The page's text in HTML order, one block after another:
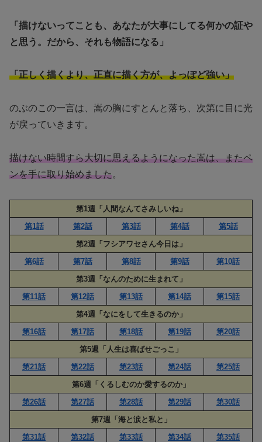
「描けないってことも、あなたが大事にしてる何かの証や
と思う。だから、それも物語になる」
「正しく描くより、正直に描く方が、よっぽど強い」
のぶのこの一言は、嵩の胸にすとんと落ち、次第に目に光
が戻っていきます。
描けない時間すら大切に思えるようになった嵩は、またペ
ンを手に取り始めました。
第1週「人間なんてさみしいね」
第1話
第2話 第3話 第4話
第5話
第2週「フシアワセさん今日は」
第6話
第7話 第8話 第9話
第10話
第3週「なんのために生まれて」
第11話
第12話 第13話 第14話
第15話
第4週「なにをして生きるのか」
第16話
第17話 第18話 第19話
第20話
第5週「人生は喜ばせごっこ」
第21話
第22話 第23話 第24話
第25話
第6週「くるしむのか愛するのか」
第26話
第27話 第28話 第29話
第30話
第7週「海と涙と私と」
第31話
第32話 第33話 第34話
第35話